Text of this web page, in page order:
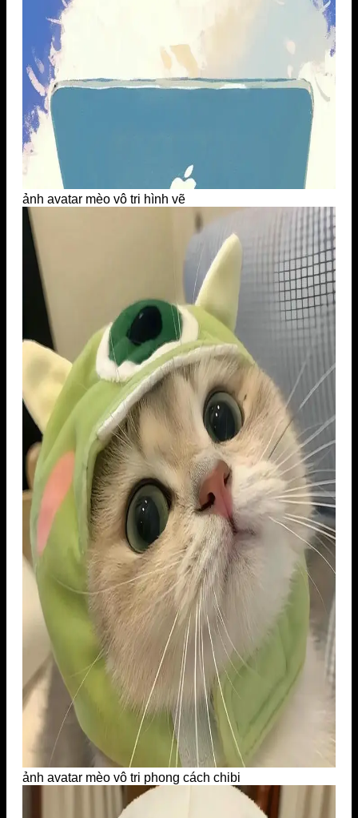
ảnh avatar mèo vô tri hình vẽ
ảnh avatar mèo vô tri phong cách chibi